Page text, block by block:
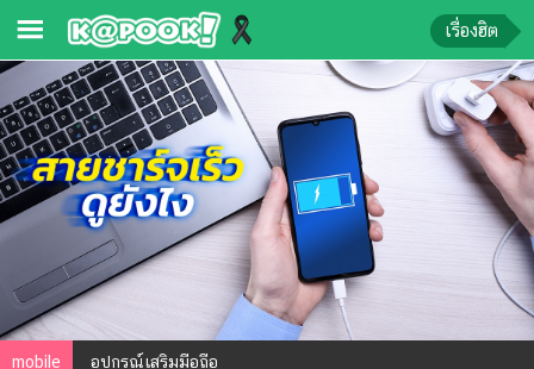
ข่าว-
ความ
รู้
ข่าว
บันเทิง
ตรวจ
เรื่องฮิต
mobile อุปกรณ์เสริมมือถือ